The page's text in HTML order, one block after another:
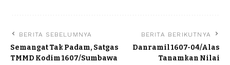
BERITA SEBELUMNYA
Semangat Tak Padam, Satgas
TMMD Kodim 1607/Sumbawa
BERITA BERIKUTNYA
Danramil 1607-04/Alas
Tanamkan Nilai